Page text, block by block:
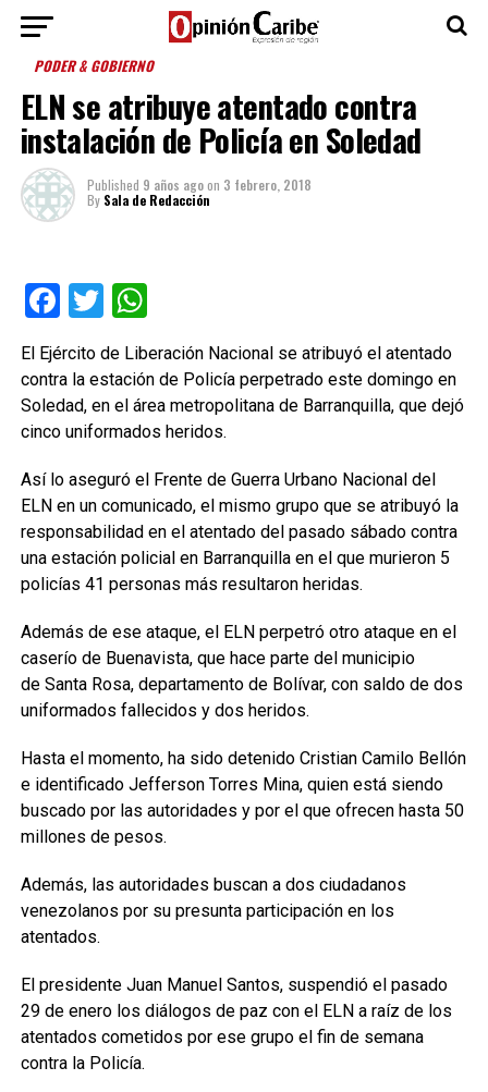
PODER & GOBIERNO
ELN se atribuye atentado contra
instalación de Policía en Soledad
Published 9 años agoon 3 febrero, 2018
By Sala de Redacción
Facebook
TwitterWhatsApp
El Ejército de Liberación Nacional se atribuyó el atentado
contra la estación de Policía perpetrado este domingo en
Soledad, en el área metropolitana de Barranquilla, que dejó
cinco uniformados heridos.
Así lo aseguró el Frente de Guerra Urbano Nacional del
ELN en un comunicado, el mismo grupo que se atribuyó la
responsabilidad en el atentado del pasado sábado contra
una estación policial en Barranquilla en el que murieron 5
policías 41 personas más resultaron heridas.
Además de ese ataque, el ELN perpetró otro ataque en el
caserío de Buenavista, que hace parte del municipio
de Santa Rosa, departamento de Bolívar, con saldo de dos
uniformados fallecidos y dos heridos.
Hasta el momento, ha sido detenido Cristian Camilo Bellón
e identificado Jefferson Torres Mina, quien está siendo
buscado por las autoridades y por el que ofrecen hasta 50
millones de pesos.
Además, las autoridades buscan a dos ciudadanos
venezolanos por su presunta participación en los
atentados.
El presidente Juan Manuel Santos, suspendió el pasado
29 de enero los diálogos de paz con el ELN a raíz de los
atentados cometidos por ese grupo el fin de semana
contra la Policía.